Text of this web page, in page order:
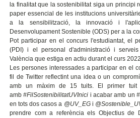
la finalitat que la sostenibilitat siga un principi
paper essencial de les institucions
a la sensibilització, la innovació i
Desenvolupament Sostenible (ODS) per a la
Pot participar en el concurs l'estudiantat, el
(PDI) i el personal d'administració i
València que estiga en actiu durant el curs
Les persones interessades a participar en el
fil de Twitter reflectint una idea o un
amb un màxim de 15 tuits. El primer
amb#FilSostenibilitatUVInici i acabar amb un
en tots dos casos a @UV_EGi
prendre com a referència els Objectius de